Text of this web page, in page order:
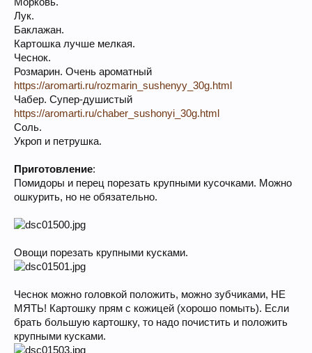
Лук.
Баклажан.
Картошка лучше мелкая.
Чеснок.
Розмарин. Очень ароматный
https://aromarti.ru/rozmarin_sushenyy_30g.html
Чабер. Супер-душистый
https://aromarti.ru/chaber_sushonyi_30g.html
Соль.
Укроп и петрушка.
Приготовление:
Помидоры и перец порезать крупными кусочками. Можно
ошкурить, но не обязательно.
Овощи порезать крупными кусками.
Чеснок можно головкой положить, можно зубчиками, НЕ
МЯТЬ! Картошку прям с кожицей (хорошо помыть). Если
брать большую картошку, то надо почистить и положить
крупными кусками.